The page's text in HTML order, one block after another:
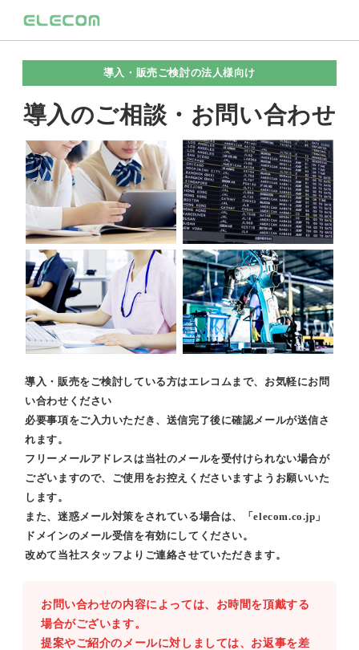
導入・販売ご検討の法人様向け
導入のご相談・お問い合わせ
導入・販売をご検討している方はエレコムまで、お気軽にお問
い合わせください
必要事項をご入力いただき、送信完了後に確認メールが送信さ
れます。
フリーメールアドレスは当社のメールを受付けられない場合が
ございますので、ご使用をお控えくださいますようお願いいた
します。
また、迷惑メール対策をされている場合は、「elecom.co.jp」
ドメインのメール受信を有効にしてください。
改めて当社スタッフよりご連絡させていただきます。
お問い合わせの内容によっては、お時間を頂戴する
場合がございます。
提案やご紹介のメールに対しましては、お返事を差